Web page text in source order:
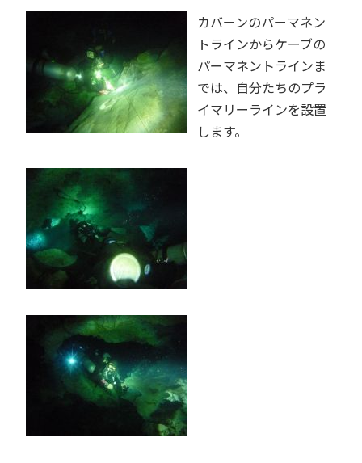
カバーンのパーマネン
トラインからケーブの
パーマネントラインま
では、自分たちのプラ
イマリーラインを設置
します。